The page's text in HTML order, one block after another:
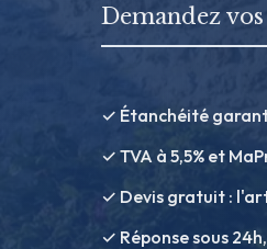
Demandez
✓ Étanchéité
✓ TVA à 5,5% et
✓ Devis gratuit :
✓ Réponse sous